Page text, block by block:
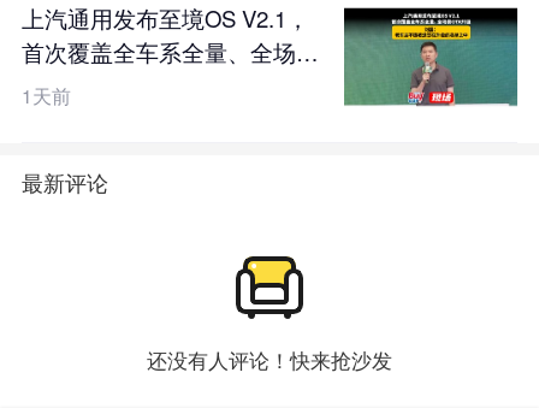
上汽通用发布至境OS V2.1，
首次覆盖全车系全量、全场景
OTA升级，刘震：老车主不该
1天前
最新评论
还没有人评论！快来抢沙发